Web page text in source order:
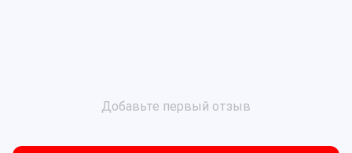
Добавьте первый отзыв